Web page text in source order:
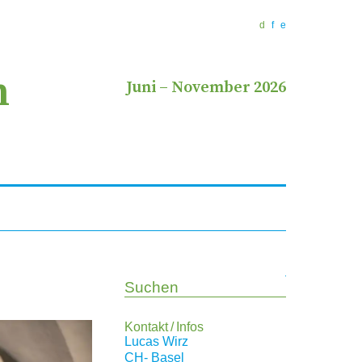
d f e
Juni– November 2026
Suchen
Kontakt / Infos
Lucas Wirz
CH- Basel